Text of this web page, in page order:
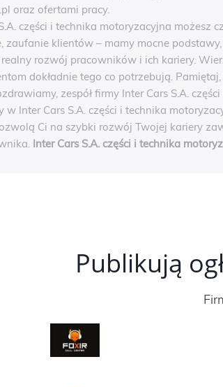
oraz ofertami pracy.
części i technika motoryzacyjna możesz
zaufanie klientów – mamy mocne
rozwój pracowników i ich kariery.
dokładnie tego co potrzebują.
zespół firmy Inter Cars S.A.
w Inter Cars S.A. części i technika
Ci na szybki rozwój Twojej kariery
Inter Cars S.A. części i technika
Publikują